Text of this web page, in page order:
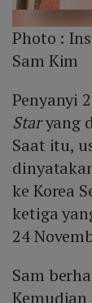
Photo :
Sam Kim
Penyanyi
Staryang
Saat itu,
ke Korea
ketiga
24
Sam